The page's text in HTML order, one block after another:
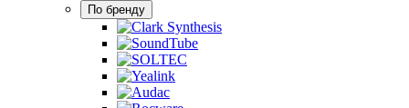
По бренду